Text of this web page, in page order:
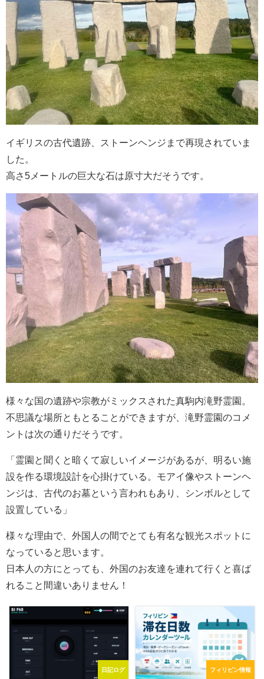
イギリスの古代遺跡、ストーンヘンジまで再現されていま
した。
高さ5メートルの巨大な石は原寸大だそうです。
様々な国の遺跡や宗教がミックスされた真駒内滝野霊園。
不思議な場所ともとることができますが、滝野霊園のコメ
ントは次の通りだそうです。
「霊園と聞くと暗くて寂しいイメージがあるが、明るい施
設を作る環境設計を心掛けている。モアイ像やストーンヘ
ンジは、古代のお墓という言われもあり、シンボルとして
設置している」
様々な理由で、外国人の間でとても有名な観光スポットに
なっていると思います。
日本人の方にとっても、外国のお友達を連れて行くと喜ば
れること間違いありません！
日記ログ フィリピン情報